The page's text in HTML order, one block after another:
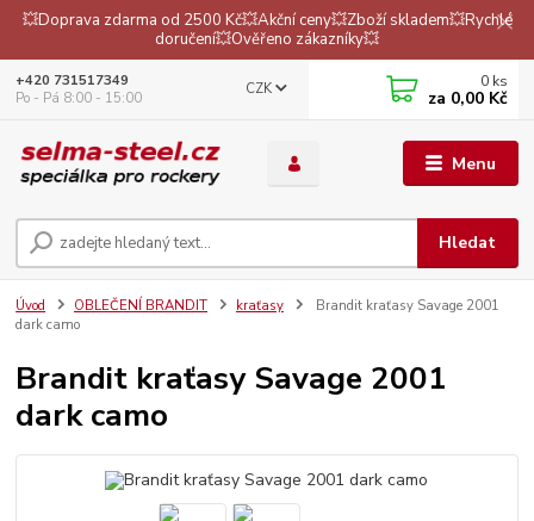
💥Doprava zdarma od 2500 Kč💥Akční ceny💥Zboží skladem💥Rychlé
doručení💥Ověřeno zákazníky💥
Menu
CZK
Hledat
+420 731517349
Po - Pá 8:00 - 15:00
0 ks
za 0,00 Kč
Úvod OBLEČENÍ BRANDIT kraťasy
Brandit kraťasy Savage 2001
dark camo
Brandit kraťasy Savage 2001
dark camo